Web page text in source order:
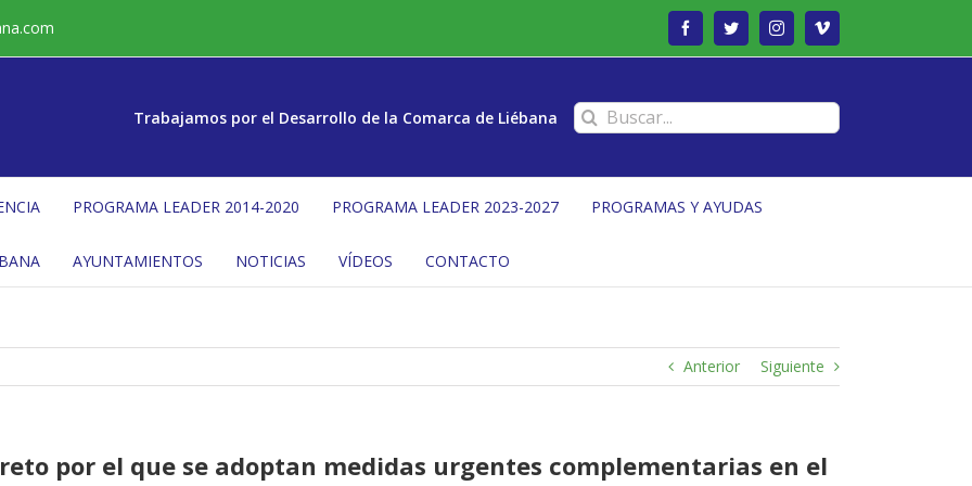
FacebookTwitterInstagramVimeo
Trabajamos por el Desarrollo de la Comarca de Liébana Buscar:
PROGRAMA LEADER 2014-2020 PROGRAMA LEADER 2023-2027 PROGRAMAS Y AYUDAS
AYUNTAMIENTOS NOTICIAS VÍDEOS CONTACTO
Anterior Siguiente
por el que se adoptan medidas urgentes complementarias en el